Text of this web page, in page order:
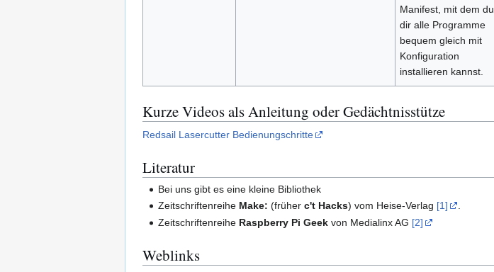
Manifest, mit dem du
dir alle Programme
bequem gleich mit
Konfiguration
installieren kannst.
Kurze Videos als Anleitung oder Gedächtnisstütze
Redsail Lasercutter Bedienungschritte
Literatur
Bei uns gibt es eine kleine Bibliothek
Zeitschriftenreihe Make: (früherc't Hacks) vom Heise-Verlag [1]
.
Zeitschriftenreihe Raspberry Pi Geek von Medialinx AG [2]
Weblinks